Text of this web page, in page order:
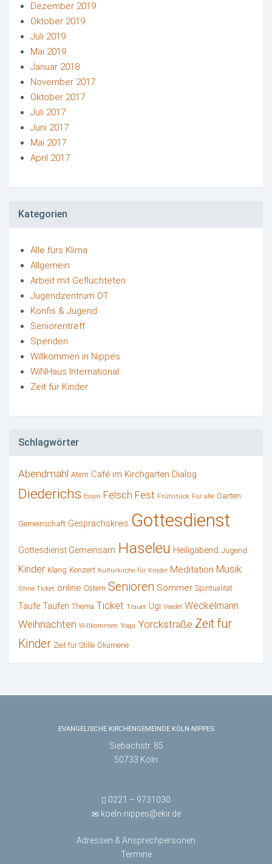
Dezember 2019
Oktober 2019
Juli 2019
Mai 2019
Januar 2018
November 2017
Oktober 2017
Juli 2017
Juni 2017
Mai 2017
April 2017
Kategorien
Alle fürs Klima
Allgemein
Arbeit mit Geflüchteten
Jugendzentrum OT
Konfis & Jugend
Seniorentreff
Spenden
Willkommen in Nippes
WiNHaus International
Zeit für Kinder
Schlagwörter
Abendmahl Atem Café im Kirchgarten Dialog
Diederichs Essen Felsch Fest Frühstück Für alle Garten
Gemeinschaft Gesprächskreis Gottesdienst
Gottesdienst Gemeinsam Haseleu Heiligabend Jugend
Kinder Klang Konzert Kulturkirche für Kinder Meditation Musik
Ohne Ticket online Ostern Senioren Sommer Spiritualität
Taufe Taufen Thema Ticket Trauer Ugi Veedel Weckelmann
Weihnachten Willkommen Yoga Yorckstraße Zeit für
Kinder Zeit für Stille Ökumene
EVANGELISCHE KIRCHENGEMEINDE KÖLN-NIPPES
Siebachstr. 85
50733 Köln
0221 – 9731030
koeln-nippes@ekir.de
Adressen & Ansprechpersonen
Termine